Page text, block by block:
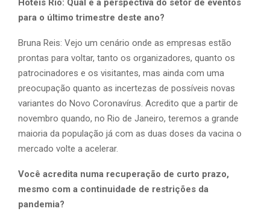
para o último trimestre deste ano?
Bruna Reis: Vejo um cenário onde as empresas estão
prontas para voltar, tanto os organizadores, quanto os
patrocinadores e os visitantes, mas ainda com uma
preocupação quanto as incertezas de possíveis novas
variantes do Novo Coronavírus. Acredito que a partir de
novembro quando, no Rio de Janeiro, teremos a grande
maioria da população já com as duas doses da vacina o
mercado volte a acelerar.
Você acredita numa recuperação de curto prazo,
mesmo com a continuidade de restrições da
pandemia?